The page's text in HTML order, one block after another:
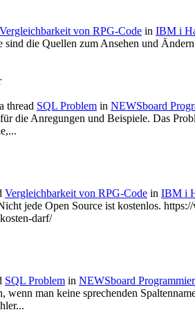
Vergleichbarkeit von RPG-Code in IBM i
sind die Quellen zum Ansehen und
thread SQL Problem in NEWSboard
die Anregungen und Beispiele. Das
Vergleichbarkeit von RPG-Code in IBM i
jede Open Source ist kostenlos.
darf/
SQL Problem in NEWSboard
wenn man keine sprechenden